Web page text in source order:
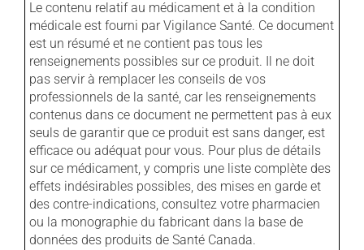
Le contenu relatif au médicament et à la condition
médicale est fourni par Vigilance Santé. Ce document
est un résumé et ne contient pas tous les
renseignements possibles sur ce produit. Il ne doit
pas servir à remplacer les conseils de vos
professionnels de la santé, car les renseignements
contenus dans ce document ne permettent pas à eux
seuls de garantir que ce produit est sans danger, est
efficace ou adéquat pour vous. Pour plus de détails
sur ce médicament, y compris une liste complète des
effets indésirables possibles, des mises en garde et
des contre-indications, consultez votre pharmacien
ou la monographie du fabricant dans la base de
données des produits de Santé Canada.